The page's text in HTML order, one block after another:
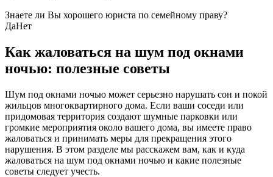
Знаете ли Вы хорошего юриста по семейному праву?
ДаНет
Как жаловаться на шум под окнами
ночью: полезные советы
Шум под окнами ночью может серьезно нарушать сон и покой
жильцов многоквартирного дома. Если ваши соседи или
придомовая территория создают шумные парковки или
громкие мероприятия около вашего дома, вы имеете право
жаловаться и принимать меры для прекращения этого
нарушения. В этом разделе мы расскажем вам, как и куда
жаловаться на шум под окнами ночью и какие полезные
советы следует учесть.